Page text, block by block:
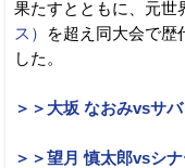
果たすとともに、元世
ス）
を超え同大会で歴
した。
＞＞大坂 なおみvsサ
＞＞望月 慎太郎vsシ